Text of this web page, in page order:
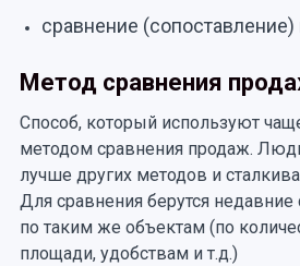
сравнение
Метод сравнения
Способ, который используют
методом сравнения продаж.
лучше других методов и
Для сравнения берутся
по таким же объектам (по
площади, удобствам и т.д.)